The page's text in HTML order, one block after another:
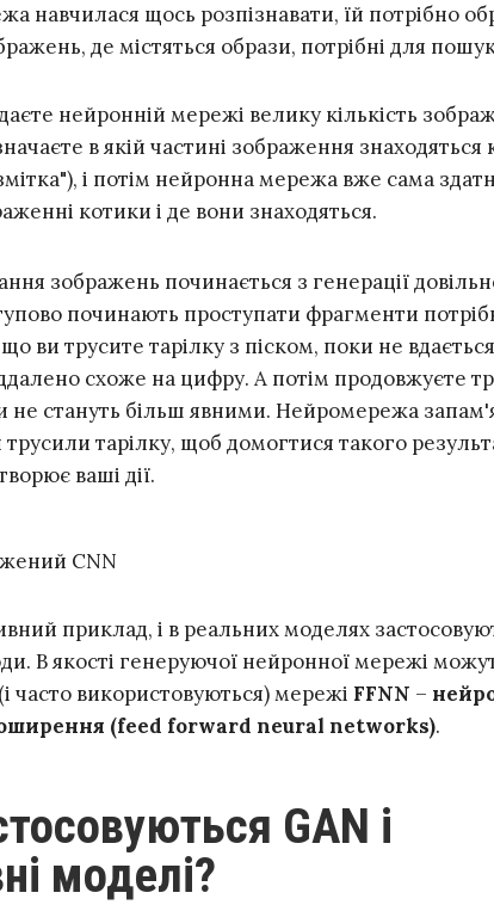
навчилася щось розпізнавати, їй потрібно
де містяться образи, потрібні для
нейронній мережі велику кількість
в якій частині зображення знаходяться
і потім нейронна мережа вже сама
котики і де вони знаходяться.
зображень починається з генерації
починають проступати фрагменти
ви трусите тарілку з піском, поки не вдається
схоже на цифру. А потім продовжуєте
не стануть більш явними. Нейромережа
тарілку, щоб домогтися такого
ваші дії.
приклад, і в реальних моделях
В якості генеруючої нейронної мережі
часто використовуються) мережі FFNN –
(feed forward neural networks).
моделі?